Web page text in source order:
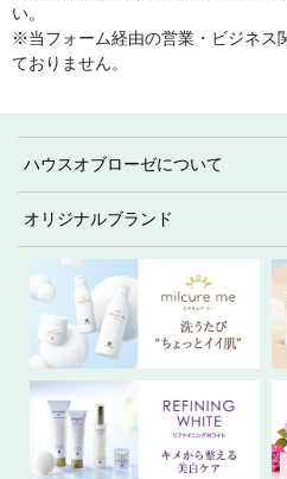
い。
※当フォーム経由の営業・ビジネス
ておりません。
ハウスオブローゼについて
オリジナルブランド